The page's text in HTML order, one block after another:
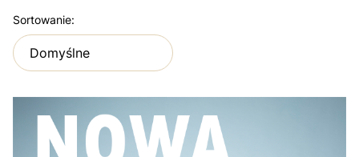
Lista produktów
Sortowanie:
Domyślne